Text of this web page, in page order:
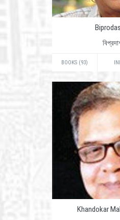
BOOKS (93)
Khandokar